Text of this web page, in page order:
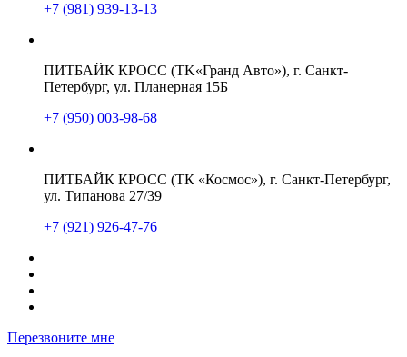
+7 (981) 939-13-13
ПИТБАЙК КРОСС (TK«Гранд Авто»), г. Санкт-
Петербург, ул. Планерная 15Б
+7 (950) 003-98-68
ПИТБАЙК КРОСС (ТК «Космос»), г. Санкт-Петербург,
ул. Типанова 27/39
+7 (921) 926-47-76
Перезвоните мне